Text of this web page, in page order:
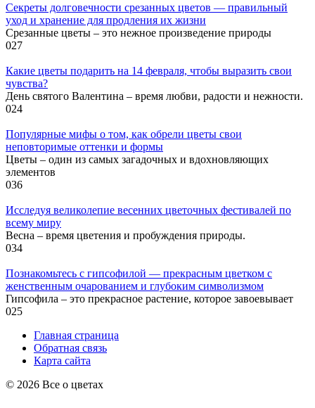
Секреты долговечности срезанных цветов — правильный
уход и хранение для продления их жизни
Срезанные цветы – это нежное произведение природы
027
Какие цветы подарить на 14 февраля, чтобы выразить свои
чувства?
День святого Валентина – время любви, радости и нежности.
024
Популярные мифы о том, как обрели цветы свои
неповторимые оттенки и формы
Цветы – один из самых загадочных и вдохновляющих
элементов
036
Исследуя великолепие весенних цветочных фестивалей по
всему миру
Весна – время цветения и пробуждения природы.
034
Познакомьтесь с гипсофилой — прекрасным цветком с
женственным очарованием и глубоким символизмом
Гипсофила – это прекрасное растение, которое завоевывает
025
Главная страница
Обратная связь
Карта сайта
© 2026 Все о цветах